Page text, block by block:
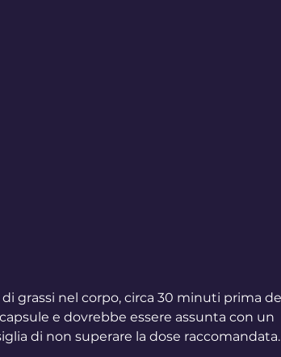
e dovrebbe essere assunta con un
di non superare la dose raccomandata.